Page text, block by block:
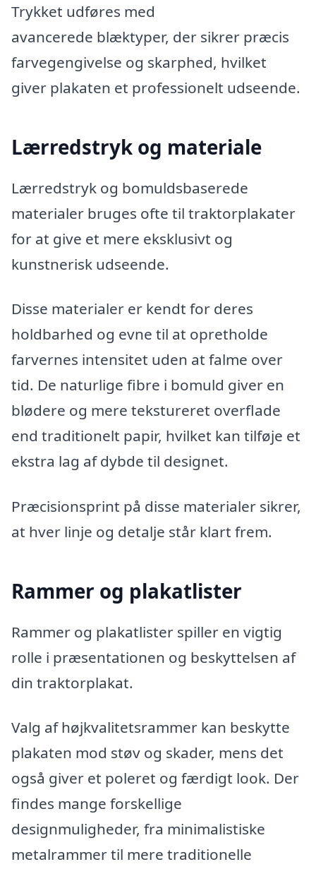
Trykket udføres med
avancerede blæktyper, der sikrer præcis
farvegengivelse og skarphed, hvilket
giver plakaten et professionelt udseende.
Lærredstryk og materiale
Lærredstryk og bomuldsbaserede
materialer bruges ofte til traktorplakater
for at give et mere eksklusivt og
kunstnerisk udseende.
Disse materialer er kendt for deres
holdbarhed og evne til at opretholde
farvernes intensitet uden at falme over
tid. De naturlige fibre i bomuld giver en
blødere og mere tekstureret overflade
end traditionelt papir, hvilket kan tilføje et
ekstra lag af dybde til designet.
Præcisionsprint på disse materialer sikrer,
at hver linje og detalje står klart frem.
Rammer og plakatlister
Rammer og plakatlister spiller en vigtig
rolle i præsentationen og beskyttelsen af
din traktorplakat.
Valg af højkvalitetsrammer kan beskytte
plakaten mod støv og skader, mens det
også giver et poleret og færdigt look. Der
findes mange forskellige
designmuligheder, fra minimalistiske
metalrammer til mere traditionelle